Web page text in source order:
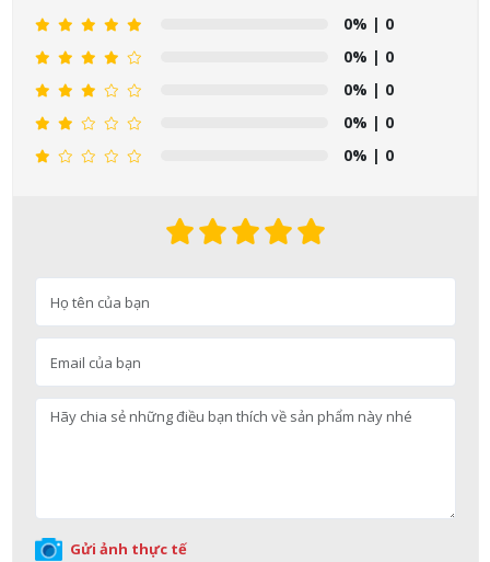
0% | 0
0% | 0
0% | 0
0% | 0
0% | 0
Gửi ảnh thực tế
Nguyễn Nhật Quang đã mua sản phẩm Sữa tắm Pigeon Baby
Soap dạng túi 400ml Nhật Bản
09/08/2026